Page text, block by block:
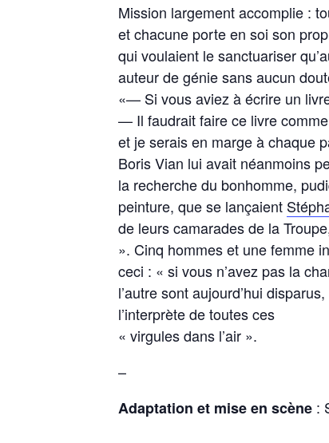
Mission largement accomplie :
et chacune porte en soi son
qui voulaient le sanctuariser
auteur de génie sans aucun
«— Si vous aviez à écrire un
— Il faudrait faire ce livre
et je serais en marge à chaque
Boris Vian lui avait néanmoins
la recherche du bonhomme,
peinture, que se lançaient
de leurs camarades de la
». Cinq hommes et une femme
ceci : « si vous n’avez pas la
l’autre sont aujourd’hui disparus,
l’interprète de toutes ces
« virgules dans l’air ».
–
Adaptation et mise en scène :